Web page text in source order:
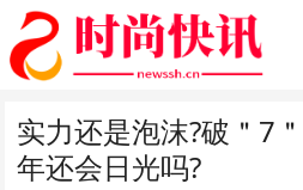
实力还是泡沫?破＂7
年还会日光吗?